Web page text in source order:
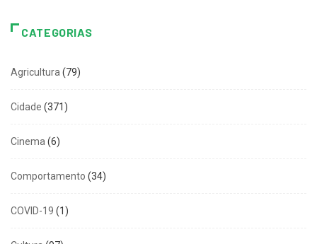
CATEGORIAS
Agricultura(79)
Cidade (371)
Cinema(6)
Comportamento (34)
COVID-19 (1)